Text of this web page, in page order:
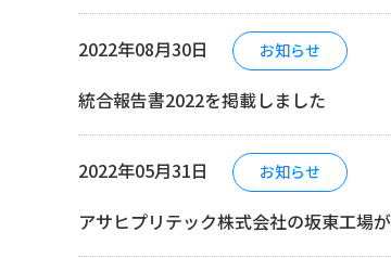
2022年08月30日 お知らせ
統合報告書2022を掲載しました
2022年05月31日 お知らせ
アサヒプリテック株式会社の坂東工場